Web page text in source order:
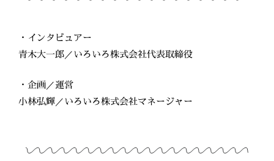
・インタビュアー
青木大一郎／いろいろ株式会社代表取締役
・企画／運営
小林弘輝／いろいろ株式会社マネージャー